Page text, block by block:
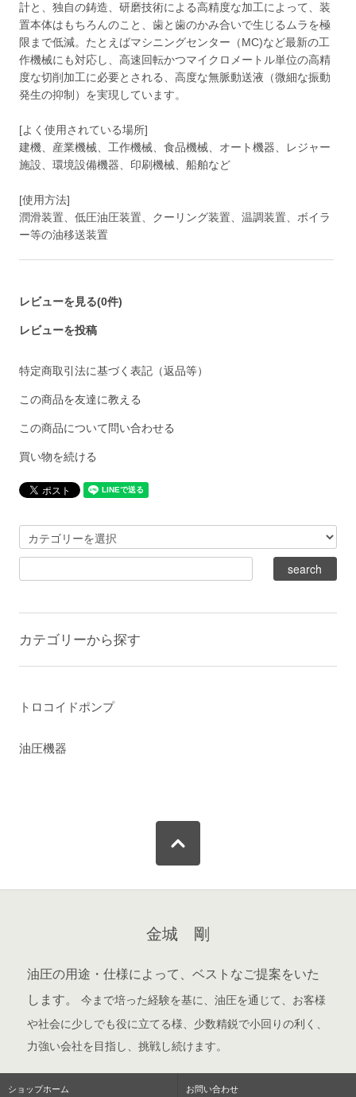
計と、独自の鋳造、研磨技術による高精度な加工によって、装
置本体はもちろんのこと、歯と歯のかみ合いで生じるムラを極
限まで低減。たとえばマシニングセンター（MC)など最新の工
作機械にも対応し、高速回転かつマイクロメートル単位の高精
度な切削加工に必要とされる、高度な無脈動送液（微細な振動
発生の抑制）を実現しています。
[よく使用されている場所]
建機、産業機械、工作機械、食品機械、オート機器、レジャー
施設、環境設備機器、印刷機械、船舶など
[使用方法]
潤滑装置、低圧油圧装置、クーリング装置、温調装置、ボイラ
ー等の油移送装置
レビューを見る(0件)
レビューを投稿
特定商取引法に基づく表記（返品等）
この商品を友達に教える
この商品について問い合わせる
買い物を続ける
カテゴリーから探す
トロコイドポンプ
油圧機器
金城 剛
油圧の用途・仕様によって、ベストなご提案をいた
します。
今まで培った経験を基に、油圧を通じて、お客様
や社会に少しでも役に立てる様、少数精鋭で小回りの利く、
力強い会社を目指し、挑戦し続けます。
ショップホーム お問い合わせ